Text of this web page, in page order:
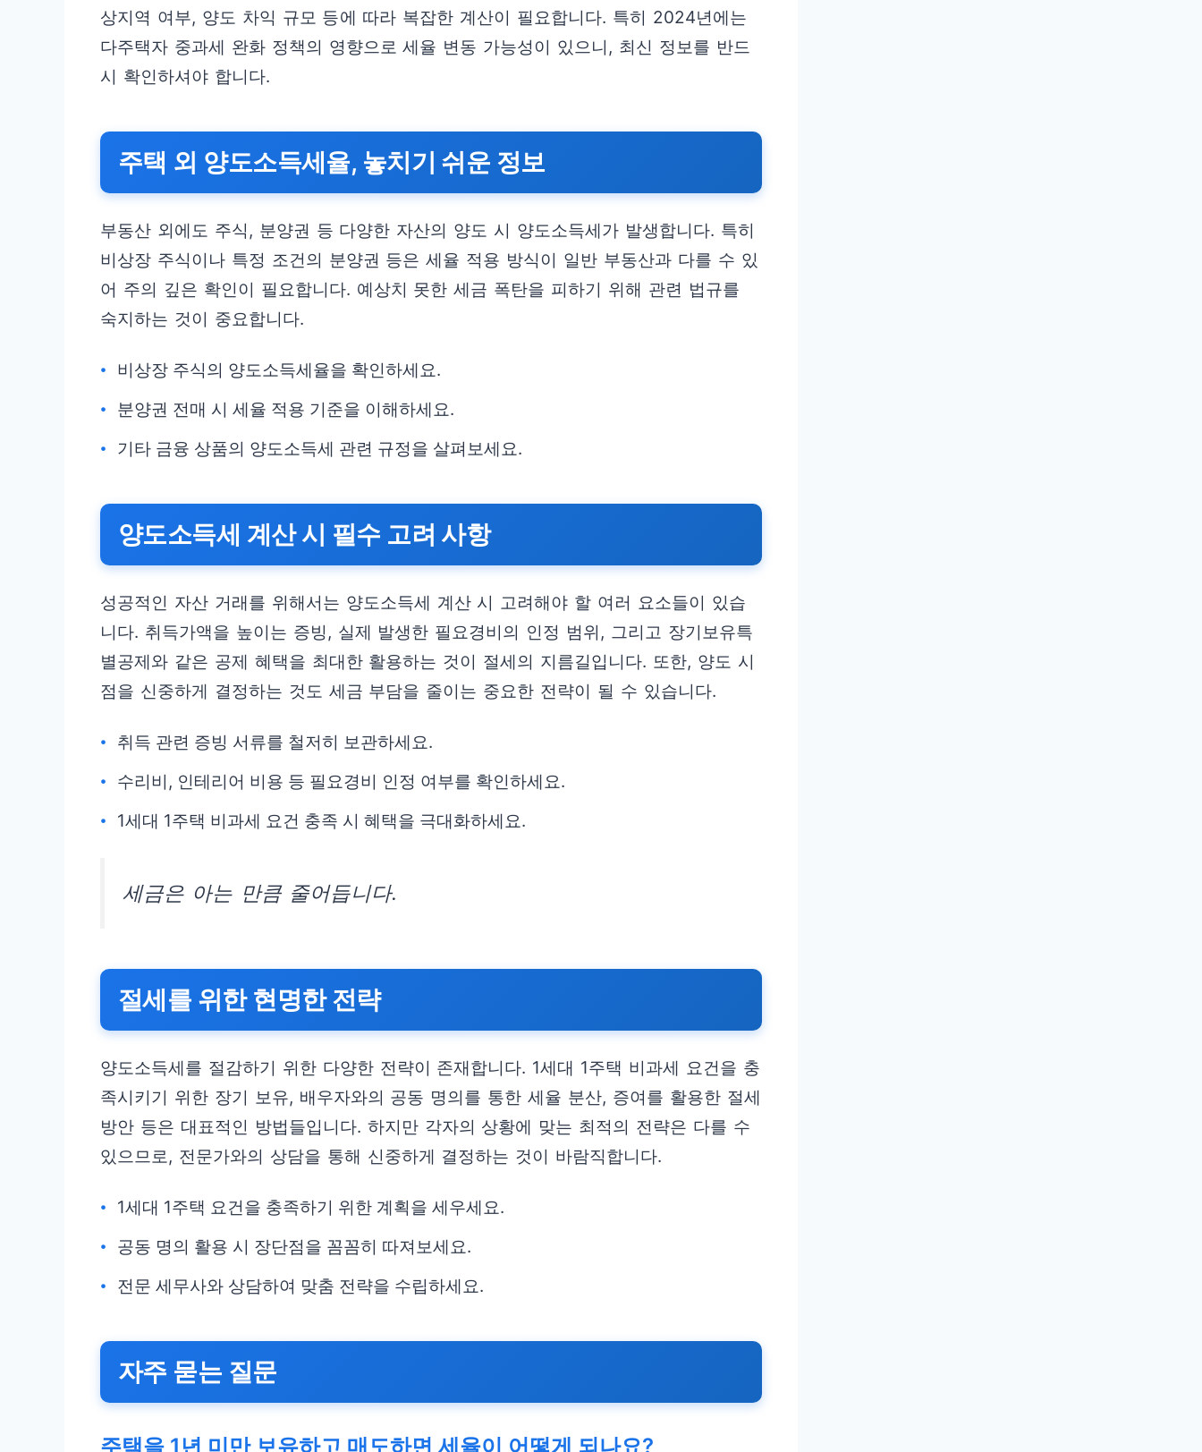
상지역 여부, 양도 차익 규모 등에 따라 복잡한 계산이 필요합니다. 특히 2024년에는
다주택자 중과세 완화 정책의 영향으로 세율 변동 가능성이 있으니, 최신 정보를 반드
시 확인하셔야 합니다.
주택 외 양도소득세율, 놓치기 쉬운 정보
부동산 외에도 주식, 분양권 등 다양한 자산의 양도 시 양도소득세가 발생합니다. 특히
비상장 주식이나 특정 조건의 분양권 등은 세율 적용 방식이 일반 부동산과 다를 수 있
어 주의 깊은 확인이 필요합니다. 예상치 못한 세금 폭탄을 피하기 위해 관련 법규를
숙지하는 것이 중요합니다.
비상장 주식의 양도소득세율을 확인하세요.
분양권 전매 시 세율 적용 기준을 이해하세요.
기타 금융 상품의 양도소득세 관련 규정을 살펴보세요.
양도소득세 계산 시 필수 고려 사항
성공적인 자산 거래를 위해서는 양도소득세 계산 시 고려해야 할 여러 요소들이 있습
니다. 취득가액을 높이는 증빙, 실제 발생한 필요경비의 인정 범위, 그리고 장기보유특
별공제와 같은 공제 혜택을 최대한 활용하는 것이 절세의 지름길입니다. 또한, 양도 시
점을 신중하게 결정하는 것도 세금 부담을 줄이는 중요한 전략이 될 수 있습니다.
취득 관련 증빙 서류를 철저히 보관하세요.
수리비, 인테리어 비용 등 필요경비 인정 여부를 확인하세요.
1세대 1주택 비과세 요건 충족 시 혜택을 극대화하세요.
세금은 아는 만큼 줄어듭니다.
절세를 위한 현명한 전략
양도소득세를 절감하기 위한 다양한 전략이 존재합니다. 1세대 1주택 비과세 요건을 충
족시키기 위한 장기 보유, 배우자와의 공동 명의를 통한 세율 분산, 증여를 활용한 절세
방안 등은 대표적인 방법들입니다. 하지만 각자의 상황에 맞는 최적의 전략은 다를 수
있으므로, 전문가와의 상담을 통해 신중하게 결정하는 것이 바람직합니다.
1세대 1주택 요건을 충족하기 위한 계획을 세우세요.
공동 명의 활용 시 장단점을 꼼꼼히 따져보세요.
전문 세무사와 상담하여 맞춤 전략을 수립하세요.
자주 묻는 질문
주택을 1년 미만 보유하고 매도하면 세율이 어떻게 되나요?